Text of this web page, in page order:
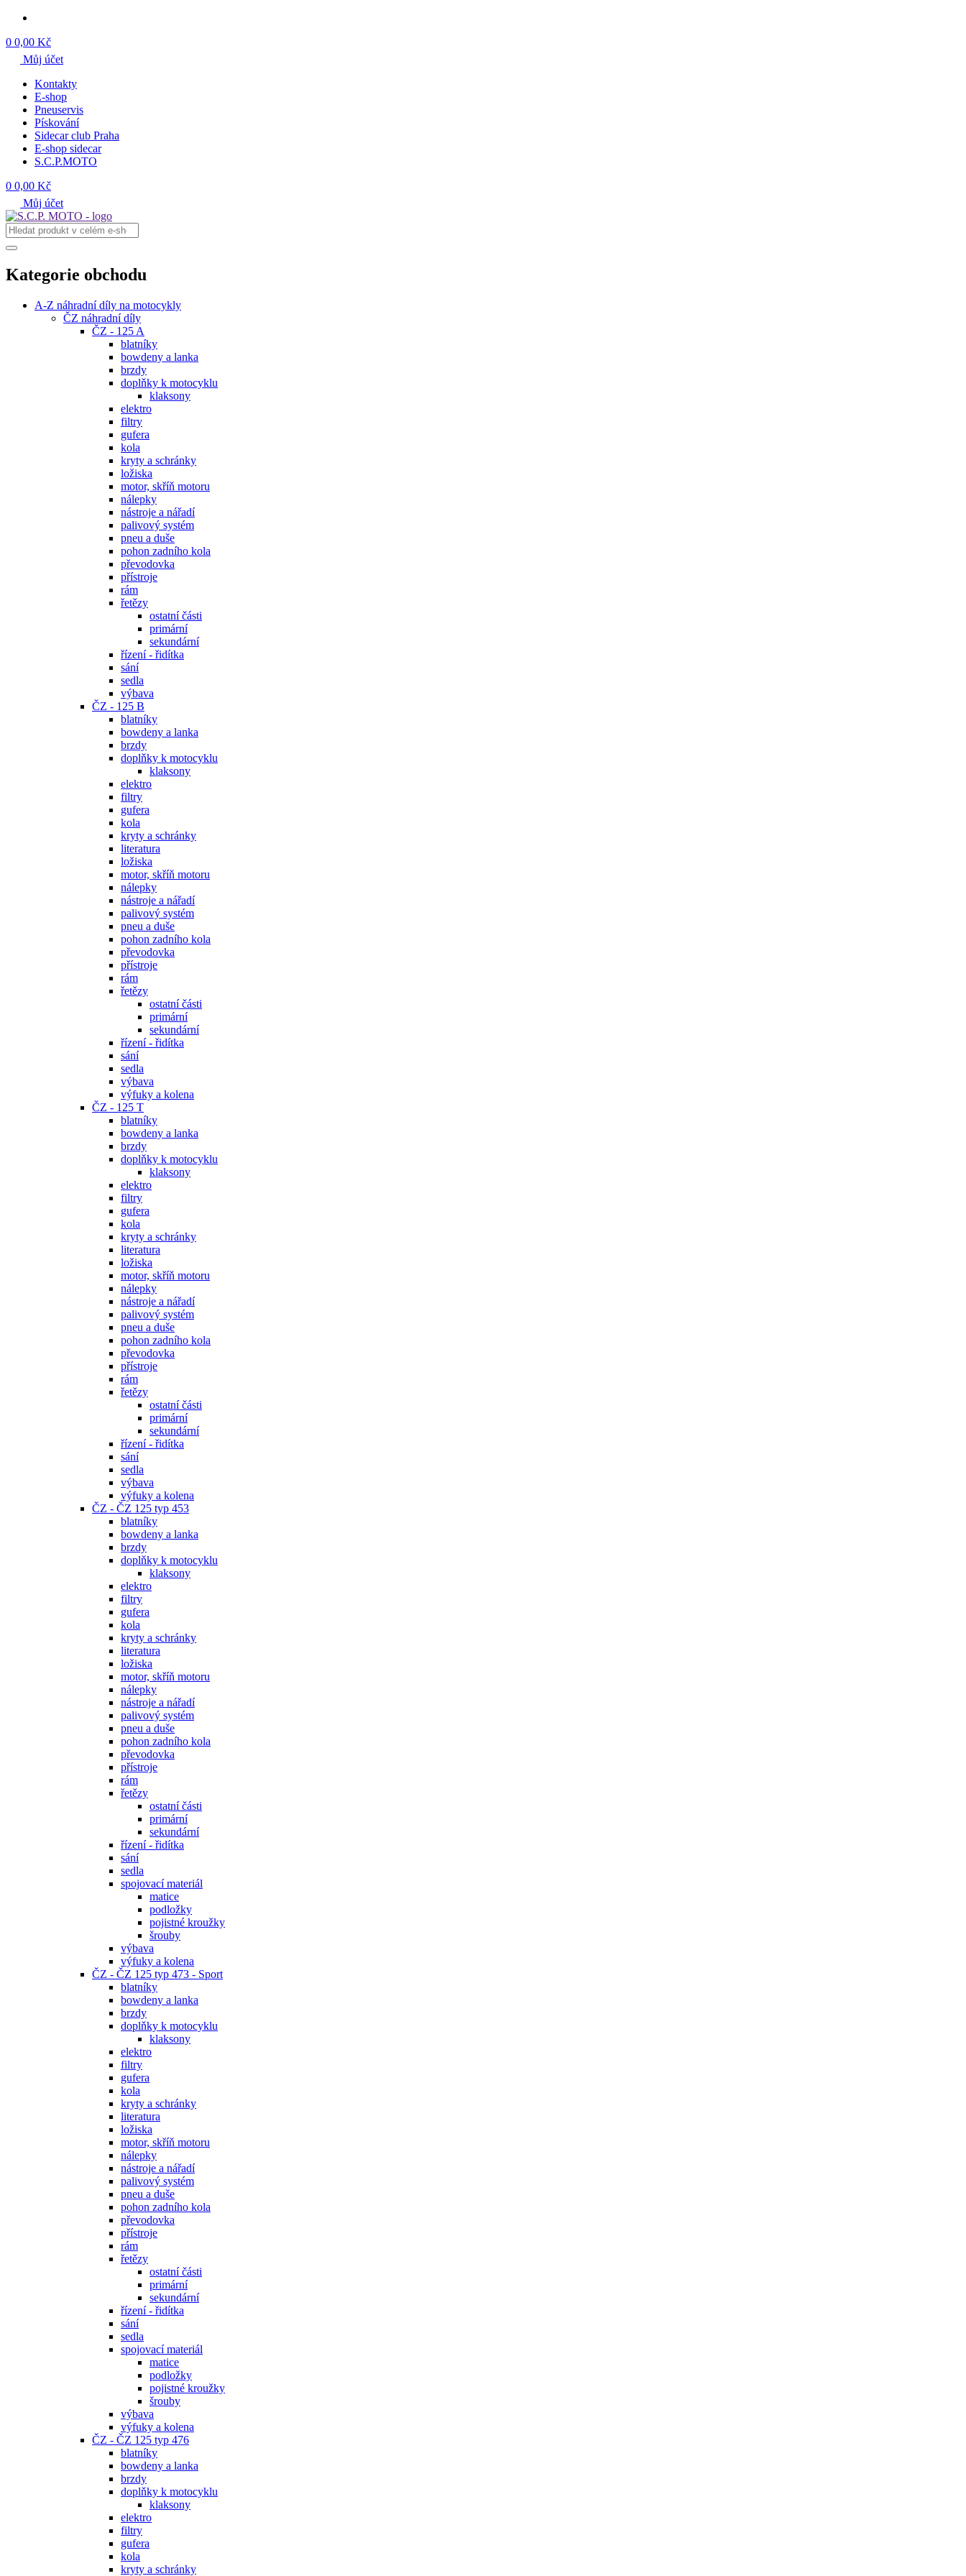
0 0,00 Kč
Můj účet
Kontakty
E-shop
Pneuservis
Pískování
Sidecar club Praha
E-shop sidecar
S.C.P.MOTO
0 0,00 Kč
Můj účet
Kategorie obchodu
A-Z náhradní díly na motocykly
ČZ náhradní díly
ČZ - 125 A
blatníky
bowdeny a lanka
brzdy
doplňky k motocyklu
klaksony
elektro
filtry
gufera
kola
kryty a schránky
ložiska
motor, skříň motoru
nálepky
nástroje a nářadí
palivový systém
pneu a duše
pohon zadního kola
převodovka
přístroje
rám
řetězy
ostatní části
primární
sekundární
řízení - řidítka
sání
sedla
výbava
ČZ - 125 B
blatníky
bowdeny a lanka
brzdy
doplňky k motocyklu
klaksony
elektro
filtry
gufera
kola
kryty a schránky
literatura
ložiska
motor, skříň motoru
nálepky
nástroje a nářadí
palivový systém
pneu a duše
pohon zadního kola
převodovka
přístroje
rám
řetězy
ostatní části
primární
sekundární
řízení - řidítka
sání
sedla
výbava
výfuky a kolena
ČZ - 125 T
blatníky
bowdeny a lanka
brzdy
doplňky k motocyklu
klaksony
elektro
filtry
gufera
kola
kryty a schránky
literatura
ložiska
motor, skříň motoru
nálepky
nástroje a nářadí
palivový systém
pneu a duše
pohon zadního kola
převodovka
přístroje
rám
řetězy
ostatní části
primární
sekundární
řízení - řidítka
sání
sedla
výbava
výfuky a kolena
ČZ - ČZ 125 typ 453
blatníky
bowdeny a lanka
brzdy
doplňky k motocyklu
klaksony
elektro
filtry
gufera
kola
kryty a schránky
literatura
ložiska
motor, skříň motoru
nálepky
nástroje a nářadí
palivový systém
pneu a duše
pohon zadního kola
převodovka
přístroje
rám
řetězy
ostatní části
primární
sekundární
řízení - řidítka
sání
sedla
spojovací materiál
matice
podložky
pojistné kroužky
šrouby
výbava
výfuky a kolena
ČZ - ČZ 125 typ 473 - Sport
blatníky
bowdeny a lanka
brzdy
doplňky k motocyklu
klaksony
elektro
filtry
gufera
kola
kryty a schránky
literatura
ložiska
motor, skříň motoru
nálepky
nástroje a nářadí
palivový systém
pneu a duše
pohon zadního kola
převodovka
přístroje
rám
řetězy
ostatní části
primární
sekundární
řízení - řidítka
sání
sedla
spojovací materiál
matice
podložky
pojistné kroužky
šrouby
výbava
výfuky a kolena
ČZ - ČZ 125 typ 476
blatníky
bowdeny a lanka
brzdy
doplňky k motocyklu
klaksony
elektro
filtry
gufera
kola
kryty a schránky